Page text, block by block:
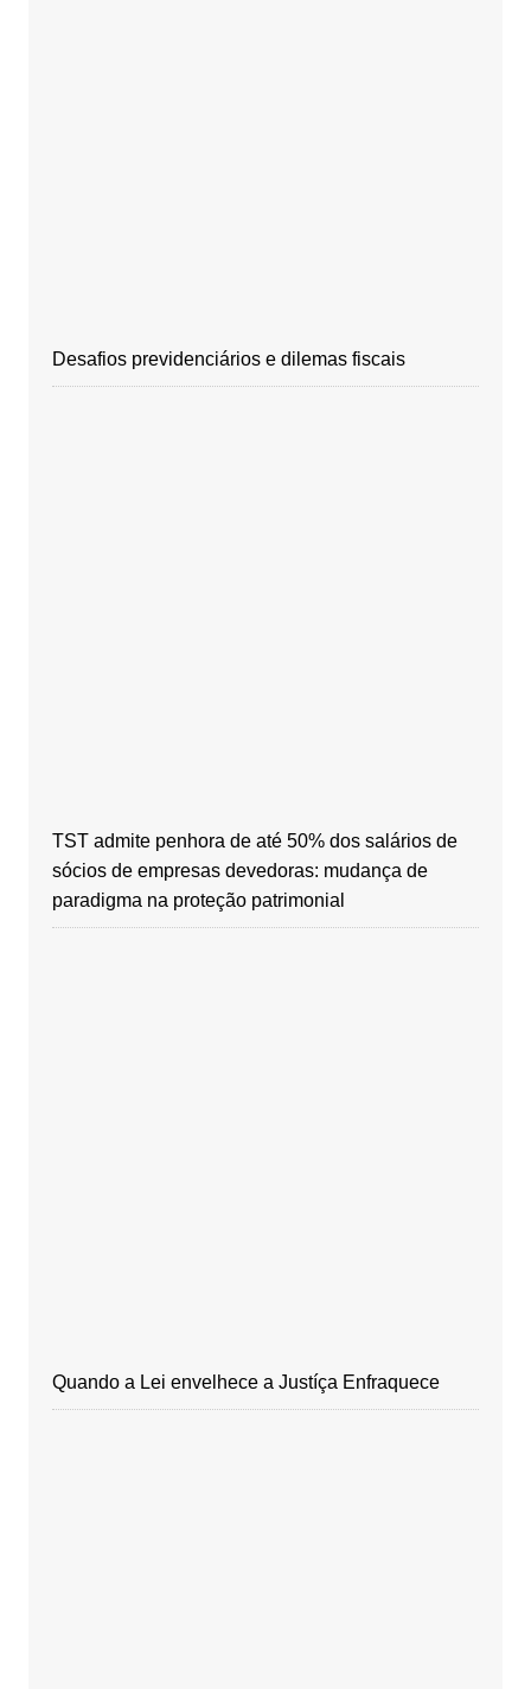
Desafios previdenciários e dilemas fiscais
TST admite penhora de até 50% dos salários de
sócios de empresas devedoras: mudança de
paradigma na proteção patrimonial
Quando a Lei envelhece a Justíça Enfraquece